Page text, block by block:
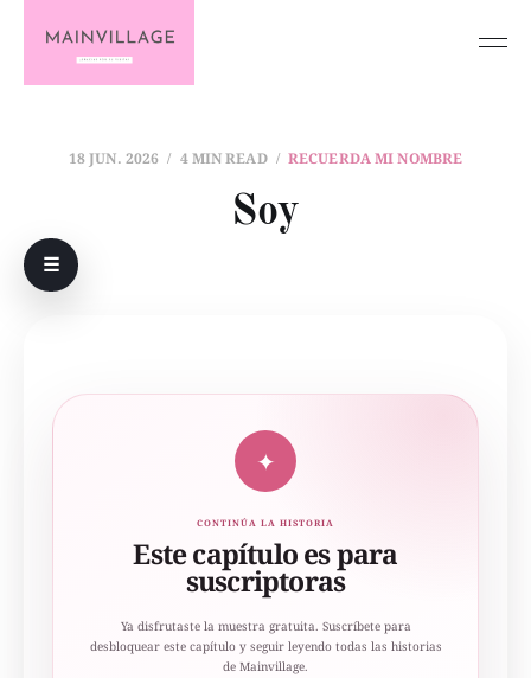
18 JUN. 2026 4 MIN READ RECUERDA MI NOMBRE
Soy
☰
✦
CONTINÚA LA HISTORIA
Este capítulo es para
suscriptoras
Ya disfrutaste la muestra gratuita. Suscríbete para
desbloquear este capítulo y seguir leyendo todas las historias
de Mainvillage.